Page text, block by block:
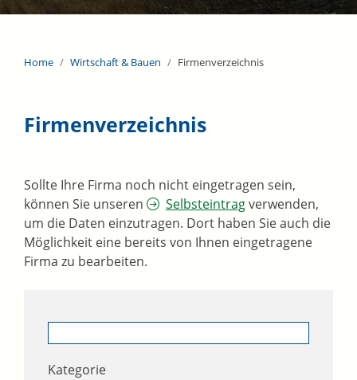
Home Wirtschaft & Bauen Firmenverzeichnis
Firmenverzeichnis
Sollte Ihre Firma noch nicht eingetragen sein,
können Sie unseren
Selbsteintragverwenden,
um die Daten einzutragen. Dort haben Sie auch die
Möglichkeit eine bereits von Ihnen eingetragene
Firma zu bearbeiten.
Kategorie